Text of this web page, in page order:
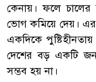
কেনায়। ফলে চালের
ভোগ কমিয়ে দেয়। এর
একদিকে
দেশের বড় একটি
সম্ভব হয় না।